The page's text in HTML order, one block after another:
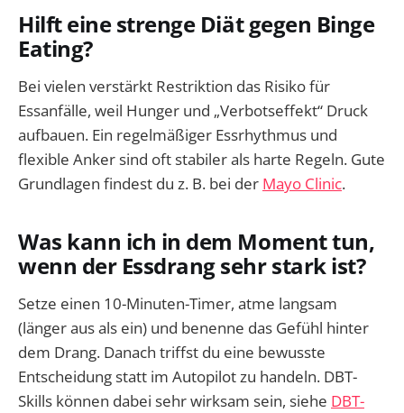
Hilft eine strenge Diät gegen Binge
Eating?
Bei vielen verstärkt Restriktion das Risiko für
Essanfälle, weil Hunger und „Verbotseffekt“ Druck
aufbauen. Ein regelmäßiger Essrhythmus und
flexible Anker sind oft stabiler als harte Regeln. Gute
Grundlagen findest du z. B. bei der Mayo Clinic.
Was kann ich in dem Moment tun,
wenn der Essdrang sehr stark ist?
Setze einen 10-Minuten-Timer, atme langsam
(länger aus als ein) und benenne das Gefühl hinter
dem Drang. Danach triffst du eine bewusste
Entscheidung statt im Autopilot zu handeln. DBT-
Skills können dabei sehr wirksam sein, siehe DBT-